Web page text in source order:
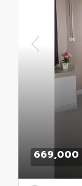
669,000